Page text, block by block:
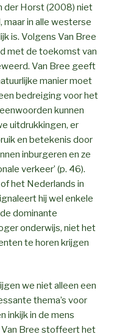
der Horst (2008) niet
maar in alle westerse
is. Volgens Van Bree
met de toekomst van
Van Bree geeft
manier moet
bedreiging voor het
kunnen
uitdrukkingen, er
en betekenis door
inburgeren en ze
verkeer’ (p. 46).
het Nederlands in
hij wel enkele
dominante
onderwijs, niet het
te horen krijgen
we niet alleen een
thema’s voor
inkijk in de mens
Van Bree stoffeert het